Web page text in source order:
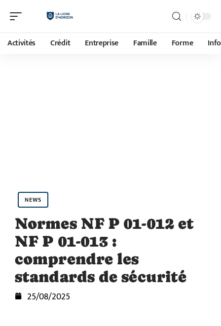
Activités Crédit Entreprise Famille Forme
NEWS
Normes NF P 01-012 et
NF P 01-013 :
comprendre les
standards de sécurité
25/08/2025